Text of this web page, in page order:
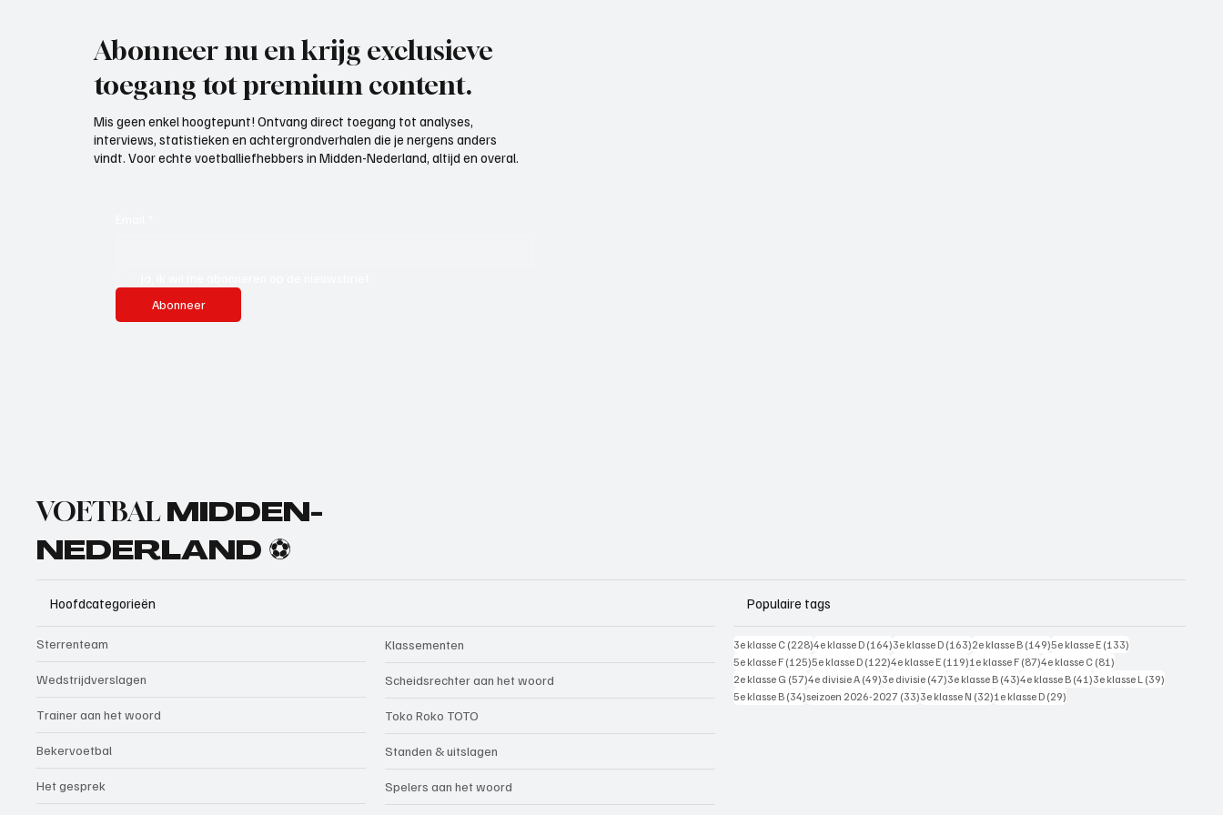
Abonneer nu en krijg exclusieve
toegang tot premium content.
Mis geen enkel hoogtepunt! Ontvang direct toegang tot analyses,
interviews, statistieken en achtergrondverhalen die je nergens anders
vindt. Voor echte voetballiefhebbers in Midden-Nederland, altijd en overal.
Abonneer
VOETBAL MIDDEN-
NEDERLAND ⚽
Hoofdcategorieën
Sterrenteam
Wedstrijdverslagen
Trainer aan het woord
Bekervoetbal
Het gesprek
Klassementen
Scheidsrechter aan het woord
Toko Roko TOTO
Standen & uitslagen
Spelers aan het woord
Populaire tags
3e klasse C (228)228 posts
4e klasse D (164)164 posts
3e klasse D (163)163 posts
2e klasse B (149)149 posts
5e klasse E (133)
5e klasse F (125)125 posts
5e klasse D (122)122 posts
4e klasse E (119)119 posts
1e klasse F (87)87 posts
4e klasse C (81)
2e klasse G (57)57 posts
4e divisie A (49)49 posts
3e divisie (47)47 posts
3e klasse B (43)43 posts
4e klasse B (41)41 posts
3e klasse L (39)
5e klasse B (34)34 posts
seizoen 2026-2027 (33)33 posts
3e klasse N (32)32 posts
1e klasse D (29)